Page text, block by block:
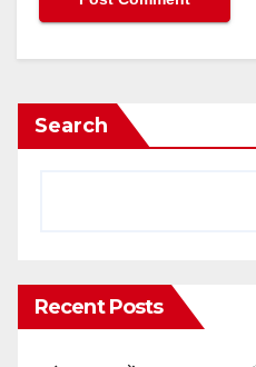
Search
Recent Posts